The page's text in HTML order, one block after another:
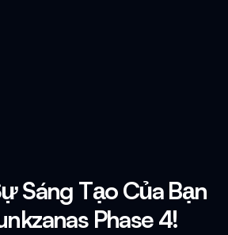
Sáng Tạo Của Bạn
Phase 4!